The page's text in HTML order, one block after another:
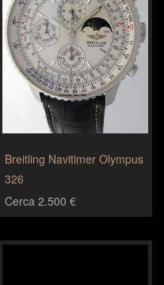
Breitling Navitimer Olympus
326
Cerca 2.500 €